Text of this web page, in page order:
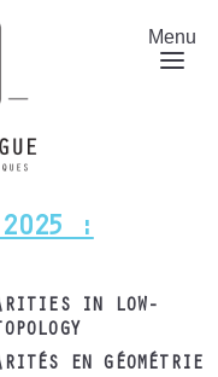
Menu
:
IN LOW-
EN GÉOMÉTRIE